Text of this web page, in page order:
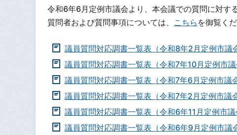
令和6年6月定例市議会より、本会議での質問に対す
質問者および質問事項については、
こちら を御覧くだ
議員質問対応調書一覧表（令和8年2月定例市議
議員質問対応調書一覧表（令和7年10月定例市議
議員質問対応調書一覧表（令和7年6月定例市議会
議員質問対応調書一覧表（令和7年2月定例市議会
議員質問対応調書一覧表（令和6年11月定例市議
議員質問対応調書一覧表（令和6年9月定例市議